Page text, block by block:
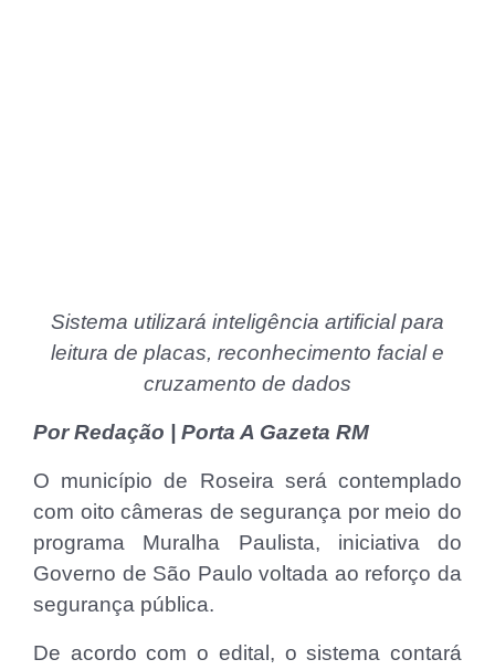
Sistema utilizará inteligência artificial para
leitura de placas, reconhecimento facial e
cruzamento de dados
Por Redação | Porta A Gazeta RM
O município de Roseira será contemplado
com oito câmeras de segurança por meio do
programa Muralha Paulista, iniciativa do
Governo de São Paulo voltada ao reforço da
segurança pública.
De acordo com o edital, o sistema contará